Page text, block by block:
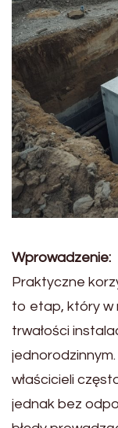
Wprowadzenie:
Praktyczne
to etap, który w
trwałości
właścicieli
jednak bez